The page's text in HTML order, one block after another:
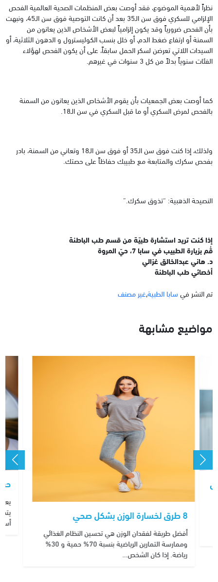
نظراً لأهمية الموضوع، فقد أوصت بعض المنظمات الصحية العالمية الفحص
الإلزامي للسكري فوق سن الـ35 بعد أن كانت التوصية فوق سن الـ45، ونبهت
بأن الفحص ضرورياً وقد يكون إلزامياً لبعض الأشخاص الذين يعانون من
السمنة أو ارتفاع ضغط الدم، أو خلل بنسب الكوليسترول و الدهون الثلاثية، أو
السيدات اللاتي تعرضن لسكر الحمل سابقاً، على أن يكون الفحص لهؤلاء
الفئات سنوياً بدلاً من كل 3 سنوات في غيرهم.
كما أوصت بعض الجمعيات بأن يقوم الأشخاص الذين يعانون من السمنة
بالفحص لمرض السكري أو ما قبل السكري في سن الـ18.
ولذلك، إذا كنت فوق سن الـ35 أو فوق سن الـ18 وتعاني من السمنة، بادر
بفحص سكرك والمتابعة مع طبيبك حفاظاً على حصتك.
النصيحة الذهبية: “تذوق سكرك.”
إذا كنت تريد استشارة طبيّة من قسم طب الباطنة
قُم بزيارة الطبيب في سابا 7، حيّ المروة
د. هاني عبدالخالق غزالي
أخصائي طب الباطنة
تم النشر في سابا الطبية,غير مصنف
مواضيع مشابهة
8 طرق لخسارة الوزن بشكل صحي
أفضل طريقة لفقدان الوزن هي تحسين النظام الغذائي
وممارسة التمارين الرياضية بنسبة 70% حمية و 30%
رياضة. إذا كان الشخص…